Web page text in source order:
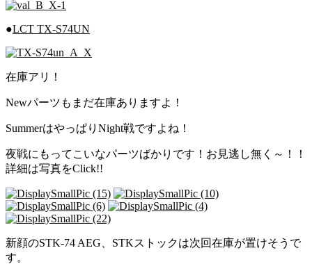
●LCT TX-S74UN
在庫アリ！
Newパーツもまだ在庫ありますよ！
SummerはやっぱりNight戦ですよね！
夜戦にもってこいなパーツばかりです！お見逃し無く～！！
詳細は写真をClick!!
新顔のSTK-74 AEG、STKストックは次回在庫が置けそうで
す。